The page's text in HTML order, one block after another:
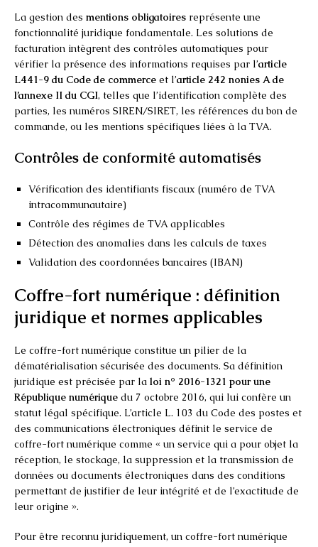
La gestion des mentions obligatoires représente une
fonctionnalité juridique fondamentale. Les solutions de
facturation intègrent des contrôles automatiques pour
vérifier la présence des informations requises par l’article
L441-9 du Code de commerce et l’article 242 nonies A de
l’annexe II du CGI, telles que l’identification complète des
parties, les numéros SIREN/SIRET, les références du bon de
commande, ou les mentions spécifiques liées à la TVA.
Contrôles de conformité automatisés
Vérification des identifiants fiscaux (numéro de TVA
intracommunautaire)
Contrôle des régimes de TVA applicables
Détection des anomalies dans les calculs de taxes
Validation des coordonnées bancaires (IBAN)
Coffre-fort numérique : définition
juridique et normes applicables
Le coffre-fort numérique constitue un pilier de la
dématérialisation sécurisée des documents. Sa définition
juridique est précisée par la loi n° 2016-1321 pour une
République numérique du 7 octobre 2016, qui lui confère un
statut légal spécifique. L’article L. 103 du Code des postes et
des communications électroniques définit le service de
coffre-fort numérique comme « un service qui a pour objet la
réception, le stockage, la suppression et la transmission de
données ou documents électroniques dans des conditions
permettant de justifier de leur intégrité et de l’exactitude de
leur origine ».
Pour être reconnu juridiquement, un coffre-fort numérique